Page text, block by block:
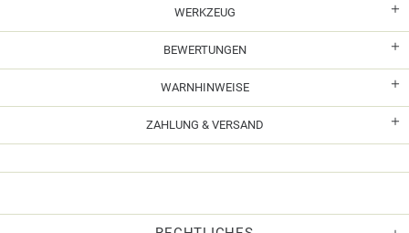
WERKZEUG
BEWERTUNGEN
WARNHINWEISE
ZAHLUNG & VERSAND